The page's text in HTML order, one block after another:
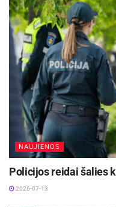
NAUJIENOS
Policijos reidai šalies
2026-07-13